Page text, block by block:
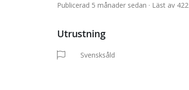
Publicerad 5 månader sedan · Läst av 422
Utrustning
Svensksåld